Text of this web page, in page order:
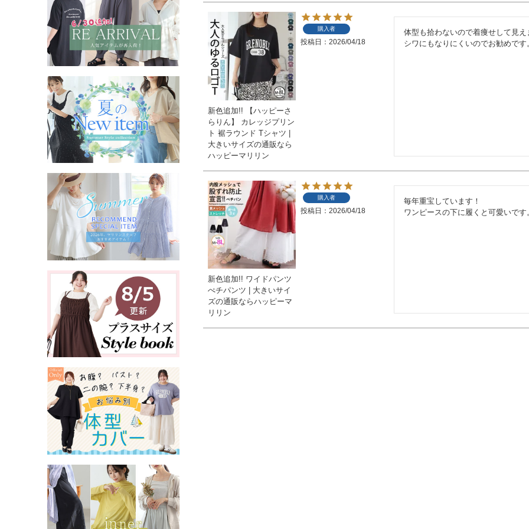
新色追加!! 【ハッピーさ
らりん】 カレッジプリン
ト 裾ラウンド Tシャツ |
大きいサイズの通販なら
ハッピーマリリン
購入者
投稿日 2026/04/18
体型も拾わないので着痩せして見え
シワにもなりにくいのでお勧めです
新色追加!! ワイドパンツ
ぺチパンツ | 大きいサイ
ズの通販ならハッピーマ
リリン
購入者
投稿日 2026/04/18
毎年重宝しています！
ワンピースの下に履くと可愛いです